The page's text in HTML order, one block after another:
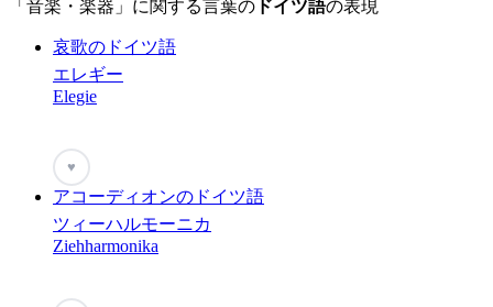
「音楽・楽器」に関する言葉の ドイツ語の表現
哀歌のドイツ語
エレギー
Elegie
♥
アコーディオンのドイツ語
ツィーハルモーニカ
Ziehharmonika